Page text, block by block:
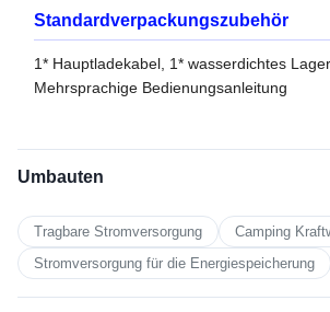
Standardverpackungszubehör
1* Hauptladekabel, 1* wasserdichtes
Mehrsprachige Bedienungsanleitung
Umbauten
Tragbare Stromversorgung
Camping
Stromversorgung für die Energiespeicherung